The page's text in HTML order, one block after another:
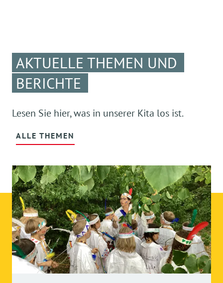
AKTUELLE THEMEN UND
BERICHTE
Lesen Sie hier, was in unserer Kita los ist.
ALLE THEMEN